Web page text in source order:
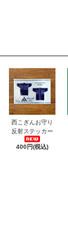
西こぎんお守り
反射ステッカー
400円(税込)